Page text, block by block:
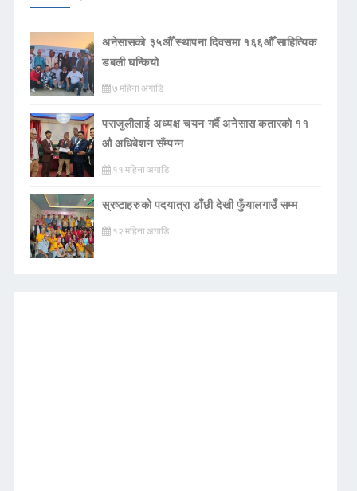
अनेसासको ३५औँ स्थापना दिवसमा १६६औँ साहित्यिक
डबली घन्कियाे
७ महिना अगाडि
पराजुलीलाई अध्यक्ष चयन गर्दै अनेसास कतारको ११
औ अधिबेशन सँम्पन्न
११ महिना अगाडि
स्रष्टाहरुको पदयात्रा डाँछी देखी फुँयालगाउँ सम्म
१२ महिना अगाडि